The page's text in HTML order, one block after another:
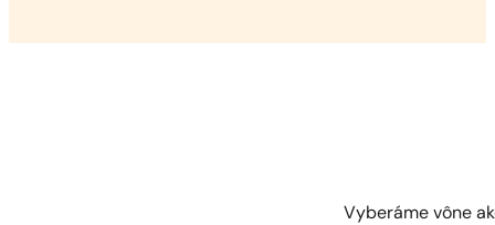
Vyberáme vône